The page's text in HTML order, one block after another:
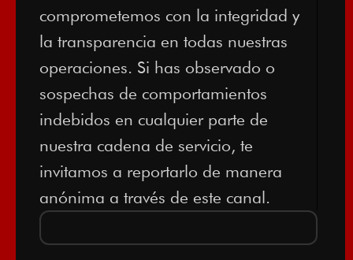
comprometemos con la integridad y
la transparencia en todas nuestras
operaciones. Si has observado o
sospechas de comportamientos
indebidos en cualquier parte de
nuestra cadena de servicio, te
invitamos a reportarlo de manera
anónima a través de este canal.